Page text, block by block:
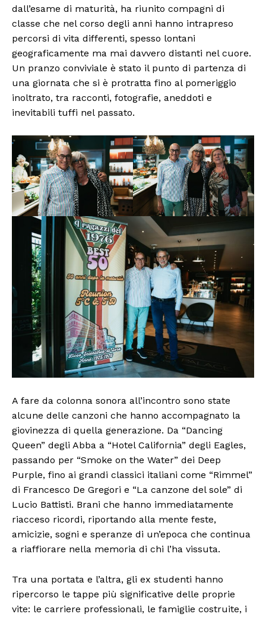
dall’esame di maturità, ha riunito compagni di
classe che nel corso degli anni hanno intrapreso
percorsi di vita differenti, spesso lontani
geograficamente ma mai davvero distanti nel cuore.
Un pranzo conviviale è stato il punto di partenza di
una giornata che si è protratta fino al pomeriggio
inoltrato, tra racconti, fotografie, aneddoti e
inevitabili tuffi nel passato.
A fare da colonna sonora all’incontro sono state
alcune delle canzoni che hanno accompagnato la
giovinezza di quella generazione. Da “Dancing
Queen” degli Abba a “Hotel California” degli Eagles,
passando per “Smoke on the Water” dei Deep
Purple, fino ai grandi classici italiani come “Rimmel”
di Francesco De Gregori e “La canzone del sole” di
Lucio Battisti. Brani che hanno immediatamente
riacceso ricordi, riportando alla mente feste,
amicizie, sogni e speranze di un’epoca che continua
a riaffiorare nella memoria di chi l’ha vissuta.
Tra una portata e l’altra, gli ex studenti hanno
ripercorso le tappe più significative delle proprie
vite: le carriere professionali, le famiglie costruite, i